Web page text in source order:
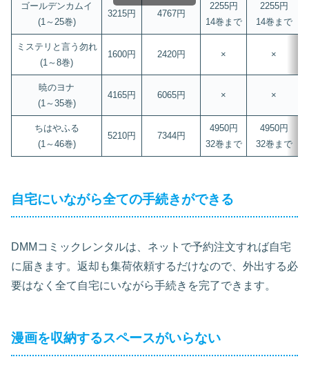
ゴールデンカムイ
(1～25巻)
3215円 4767円
2255円
14巻まで
2255円
14巻まで
ミステリと言う勿れ
(1～8巻)
1600円 2420円 × ×
暁のヨナ
(1～35巻)
4165円 6065円 × ×
ちはやふる
(1～46巻)
5210円 7344円
4950円
32巻まで
4950円
32巻まで
自宅にいながら全ての手続きができる
DMMコミックレンタルは、ネットで予約注文すれば自宅
に届きます。返却も集荷依頼するだけなので、外出する必
要はなく全て自宅にいながら手続きを完了できます。
漫画を収納するスペースがいらない